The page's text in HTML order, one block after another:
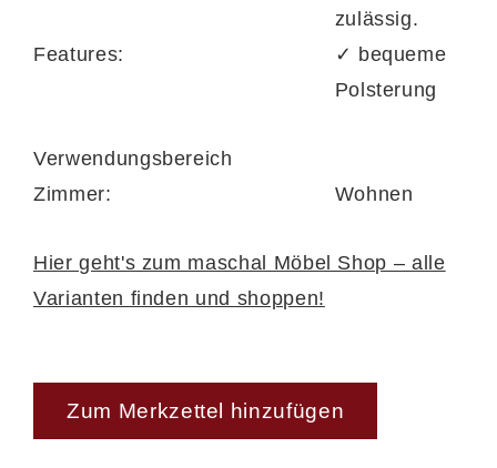
zulässig.
Features:
✓ bequeme
Polsterung
Verwendungsbereich
Zimmer:
Wohnen
Hier geht's zum maschal Möbel Shop – alle
Varianten finden und shoppen!
Zum Merkzettel hinzufügen